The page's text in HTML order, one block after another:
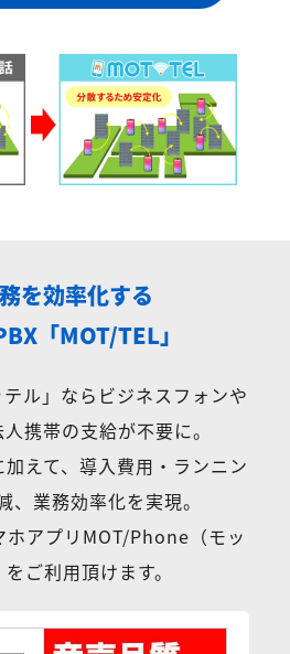
を効率化する
「MOT/TEL」
ル」ならビジネスフォンや
携帯の支給が不要に。
えて、導入費用・ランニン
、業務効率化を実現。
ホアプリMOT/Phone（モッ
ご利用頂けます。